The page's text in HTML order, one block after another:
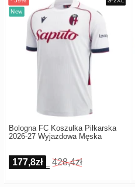
Bologna FC Koszulka Piłkarska
2026-27 Wyjazdowa Męska
177,8zł 428,4zł